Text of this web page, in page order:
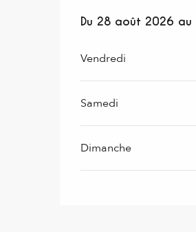
Du 28 août 2026 au
Du 28 août 2026 au
Vendredi
Samedi
Dimanche